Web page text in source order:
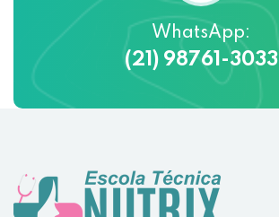
WhatsApp:
(21) 98761-3033